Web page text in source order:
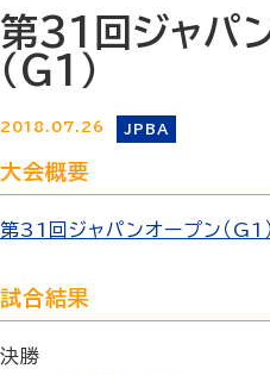
第31回ジャパ
（G1）
2018.07.26 JPBA
大会概要
第31回ジャパンオープン（G1）
試合結果
決勝